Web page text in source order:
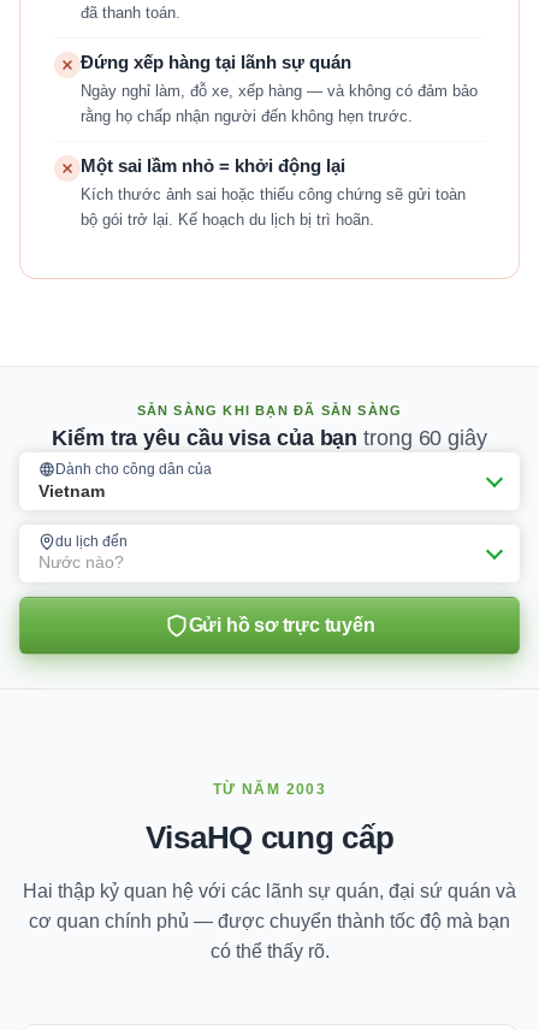
đã thanh toán.
Đứng xếp hàng tại lãnh sự quán
Ngày nghỉ làm, đỗ xe, xếp hàng — và không có đảm bảo
rằng họ chấp nhận người đến không hẹn trước.
Một sai lầm nhỏ = khởi động lại
Kích thước ảnh sai hoặc thiếu công chứng sẽ gửi toàn
bộ gói trở lại. Kế hoạch du lịch bị trì hoãn.
SẴN SÀNG KHI BẠN ĐÃ SẴN SÀNG
Kiểm tra yêu cầu visa của bạntrong 60 giây
Dành cho công dân của
Vietnam
du lịch đến
Nước nào?
Gửi hồ sơ trực tuyến
TỪ NĂM 2003
VisaHQ cung cấp
Hai thập kỷ quan hệ với các lãnh sự quán, đại sứ quán và
cơ quan chính phủ — được chuyển thành tốc độ mà bạn
có thể thấy rõ.